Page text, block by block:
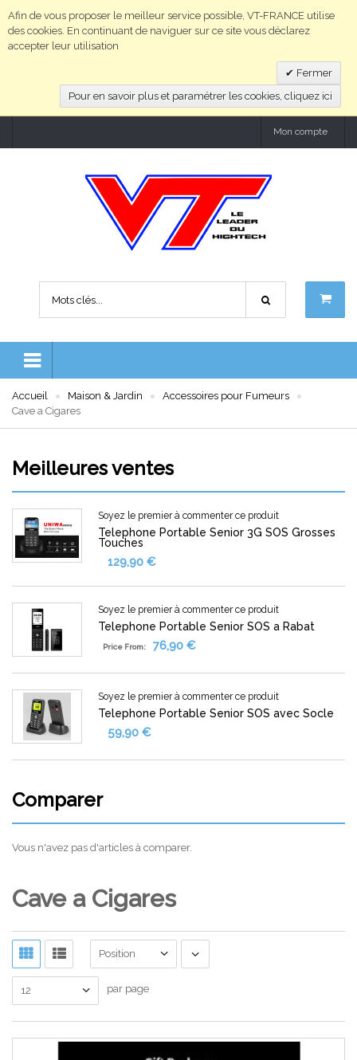
Afin de vous proposer le meilleur service possible, VT-FRANCE utilise
des cookies. En continuant de naviguer sur ce site vous déclarez
accepter leur utilisation
Fermer
Pour en savoir plus et paramétrer les cookies, cliquez ici
Mon compte
Accueil Maison & Jardin
Accessoires pour Fumeurs
Cave a Cigares
Meilleures ventes
Soyez le premier à commenter ce produit
Telephone Portable Senior 3G SOS Grosses
Touches
129,90 €
Soyez le premier à commenter ce produit
Telephone Portable Senior SOS a Rabat
Price From: 76,90 €
Soyez le premier à commenter ce produit
Telephone Portable Senior SOS avec Socle
59,90 €
Comparer
Vous n'avez pas d'articles à comparer.
Cave a Cigares
Position
12 par page